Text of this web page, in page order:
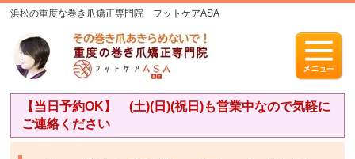
浜松の重度な巻き爪矯正専門院 フットケアASA
【当日予約OK】 (土)(日)(祝日)も営業中なので気軽に
ご連絡ください